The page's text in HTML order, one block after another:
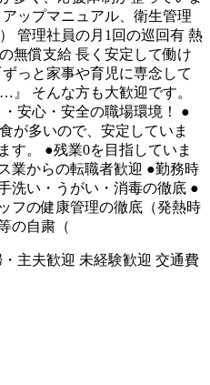
ップマニュアル、衛生管理
管理社員の月1回の巡回有 熱
無償支給 長く安定して働け
っと家事や育児に専念して
』 そんな方も大歓迎です。
安心・安全の職場環境！ ●
が多いので、安定していま
す。 ●残業0を目指していま
業からの転職者歓迎 ●勤務時
洗い・うがい・消毒の徹底 ●
フの健康管理の徹底（発熱時
の自粛（
主夫歓迎 未経験歓迎 交通費